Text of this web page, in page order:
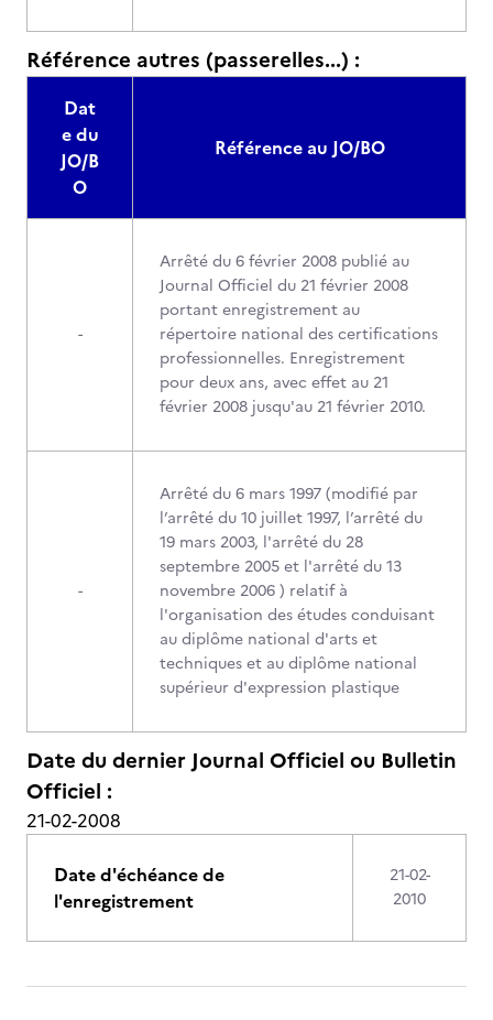
Référence autres (passerelles...) :
Dat
e du
JO/B
O
Référence au JO/BO
-
Arrêté du 6 février 2008 publié au
Journal Officiel du 21 février 2008
portant enregistrement au
répertoire national des certifications
professionnelles. Enregistrement
pour deux ans, avec effet au 21
février 2008 jusqu'au 21 février 2010.
-
Arrêté du 6 mars 1997 (modifié par
l’arrêté du 10 juillet 1997, l’arrêté du
19 mars 2003, l'arrêté du 28
septembre 2005 et l'arrêté du 13
novembre 2006 ) relatif à
l'organisation des études conduisant
au diplôme national d'arts et
techniques et au diplôme national
supérieur d'expression plastique
Date du dernier Journal Officiel ou Bulletin
Officiel :
21-02-2008
Date d'échéance de
l'enregistrement
21-02-
2010